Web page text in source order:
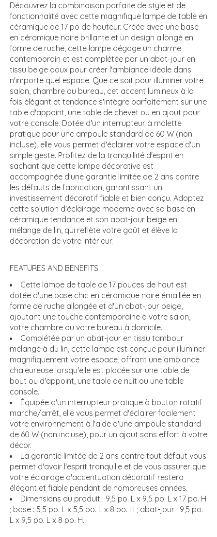
Découvrez la combinaison parfaite de style et de
fonctionnalité avec cette magnifique lampe de table en
céramique de 17 po de hauteur. Créée avec une base
en céramique noire brillante et un design allongé en
forme de ruche, cette lampe dégage un charme
contemporain et est complétée par un abat-jour en
tissu beige doux pour créer l'ambiance idéale dans
n'importe quel espace. Que ce soit pour illuminer votre
salon, chambre ou bureau, cet accent lumineux à la
fois élégant et tendance s'intègre parfaitement sur une
table d'appoint, une table de chevet ou en ajout pour
votre console. Dotée d'un interrupteur à molette
pratique pour une ampoule standard de 60 W (non
incluse), elle vous permet d'éclairer votre espace d'un
simple geste. Profitez de la tranquillité d'esprit en
sachant que cette lampe décorative est
accompagnée d'une garantie limitée de 2 ans contre
les défauts de fabrication, garantissant un
investissement décoratif fiable et bien conçu. Adoptez
cette solution d'éclairage moderne avec sa base en
céramique tendance et son abat-jour beige en
mélange de lin, qui reflète votre goût et élève la
décoration de votre intérieur.
FEATURES AND BENEFITS
Cette lampe de table de 17 pouces de haut est
dotée d'une base chic en céramique noire émaillée en
forme de ruche allongée et d'un abat-jour beige,
ajoutant une touche contemporaine à votre salon,
votre chambre ou votre bureau à domicile.
Complétée par un abat-jour en tissu tambour
mélangé à du lin, cette lampe est conçue pour illuminer
magnifiquement votre espace, offrant une ambiance
chaleureuse lorsqu'elle est placée sur une table de
bout ou d'appoint, une table de nuit ou une table
console.
Équipée d'un interrupteur pratique à bouton rotatif
marche/arrêt, elle vous permet d'éclairer facilement
votre environnement à l'aide d'une ampoule standard
de 60 W (non incluse), pour un ajout sans effort à votre
décor.
La garantie limitée de 2 ans contre tout défaut vous
permet d'avoir l'esprit tranquille et de vous assurer que
votre éclairage d'accentuation décoratif restera
élégant et fiable pendant de nombreuses années.
Dimensions du produit : 9,5 po. L x 9,5 po. L x 17 po. H
; base : 5,5 po. L x 5,5 po. L x 8 po. H ; abat-jour : 9,5 po.
L x 9,5 po. L x 8 po. H.